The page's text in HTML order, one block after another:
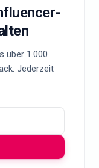
über 1.000
Jederzeit